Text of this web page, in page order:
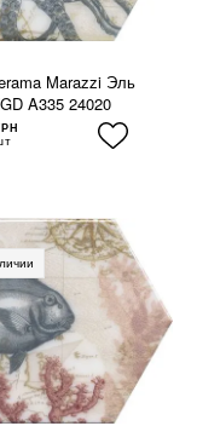
Marazzi Эль
A335 24020